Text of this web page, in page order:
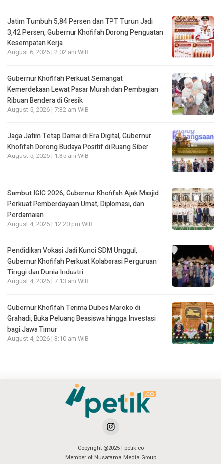
Jatim Tumbuh 5,84 Persen dan TPT Turun Jadi
3,42 Persen, Gubernur Khofifah Dorong Penguatan
Kesempatan Kerja
August 6, 2026 | 2:02 am WIB
Gubernur Khofifah Perkuat Semangat
Kemerdekaan Lewat Pasar Murah dan Pembagian
Ribuan Bendera di Gresik
August 5, 2026 | 7:32 am WIB
Jaga Jatim Tetap Damai di Era Digital, Gubernur
Khofifah Dorong Budaya Positif di Ruang Siber
August 5, 2026 | 1:35 am WIB
Sambut IGIC 2026, Gubernur Khofifah Ajak Masjid
Perkuat Pemberdayaan Umat, Diplomasi, dan
Perdamaian
August 4, 2026 | 12:20 pm WIB
Pendidikan Vokasi Jadi Kunci SDM Unggul,
Gubernur Khofifah Perkuat Kolaborasi Perguruan
Tinggi dan Dunia Industri
August 4, 2026 | 7:13 am WIB
Gubernur Khofifah Terima Dubes Maroko di
Grahadi, Buka Peluang Beasiswa hingga Investasi
bagi Jawa Timur
August 4, 2026 | 3:10 am WIB
Copyright @2025 | petik.co
Member of Nusatama Media Group